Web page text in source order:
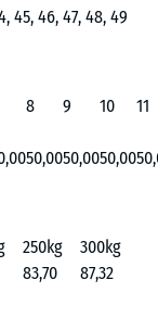
45, 46, 47, 48, 49
8 9 10
11
50,0050,0050,00
250kg
300kg
83,70 87,32